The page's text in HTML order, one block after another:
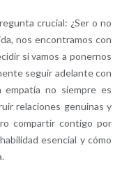
crucial: ¿Ser o no
nos encontramos con
si vamos a ponernos
seguir adelante con
empatía no siempre es
relaciones genuinas y
compartir contigo por
esencial y cómo